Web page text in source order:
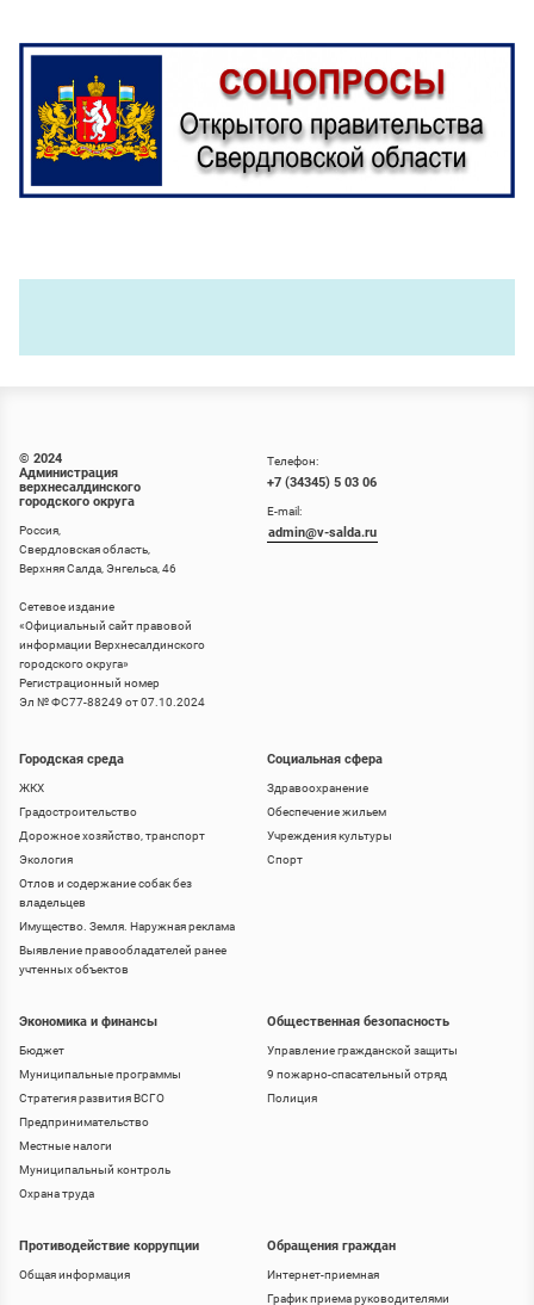
© 2024
Администрация
верхнесалдинского
городского округа
Россия,
Свердловская область,
Верхняя Салда, Энгельса, 46
Сетевое издание
«Официальный сайт правовой
информации Верхнесалдинского
городского округа»
Регистрационный номер
Эл № ФС77-88249 от 07.10.2024
Городская среда
ЖКХ
Градостроительство
Дорожное хозяйство, транспорт
Экология
Отлов и содержание собак без
владельцев
Имущество. Земля. Наружная реклама
Выявление правообладателей ранее
учтенных объектов
Социальная сфера
Здравоохранение
Обеспечение жильем
Учреждения культуры
Спорт
Телефон:
+7 (34345) 5 03 06
E-mail:
admin@v-salda.ru
Экономика и финансы
Бюджет
Муниципальные программы
Стратегия развития ВСГО
Предпринимательство
Местные налоги
Муниципальный контроль
Охрана труда
Общественная безопасность
Управление гражданской защиты
9 пожарно-спасательный отряд
Полиция
Противодействие коррупции
Общая информация
Обращения граждан
Интернет-приемная
График приема руководителями